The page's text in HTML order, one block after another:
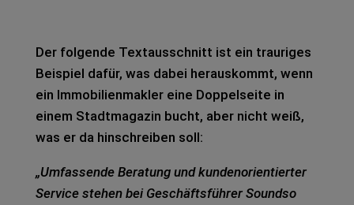
Der fol­gen­de Text­aus­schnitt ist ein trau­ri­ges
Bei­spiel dafür, was dabei her­aus­kommt, wenn
ein Immo­bi­li­en­mak­ler eine Dop­pel­sei­te in
einem Stadt­ma­ga­zin bucht, aber nicht weiß,
was er da hin­schrei­ben soll:
„Umfas­sen­de Bera­tung und kun­den­ori­en­tier­ter
Ser­vice ste­hen bei Geschäfts­füh­rer Sound­so